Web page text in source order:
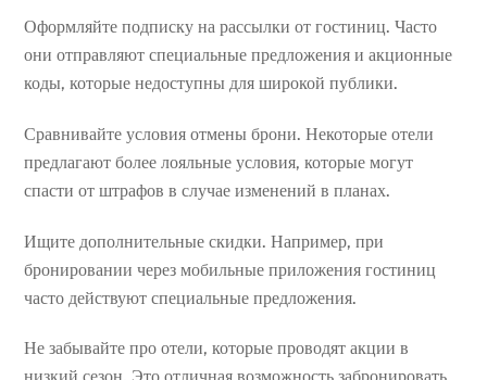
Оформляйте подписку на рассылки от гостиниц. Часто
они отправляют специальные предложения и акционные
коды, которые недоступны для широкой публики.
Сравнивайте условия отмены брони. Некоторые отели
предлагают более лояльные условия, которые могут
спасти от штрафов в случае изменений в планах.
Ищите дополнительные скидки. Например, при
бронировании через мобильные приложения гостиниц
часто действуют специальные предложения.
Не забывайте про отели, которые проводят акции в